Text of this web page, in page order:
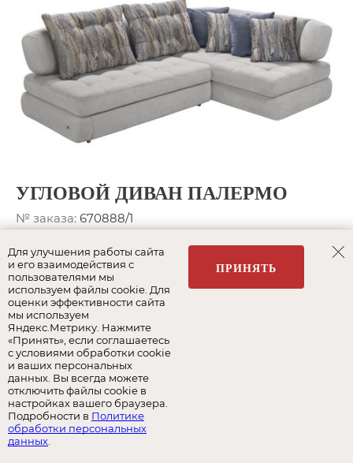
УГЛОВОЙ ДИВАН ПАЛЕРМО
№ заказа: 670888/1
Relax _\197
Размеры:241 x 171 см
Спальное место:195 x 135 см
Цена за комплект
Подробнее о модели
895 072РУБ.
1 278 674 РУБ.
СКИДКА
Для улучшения работы сайта
и его взаимодействия с
пользователями мы
используем файлы cookie. Для
оценки эффективности сайта
мы используем
Яндекс.Метрику. Нажмите
«Принять», если соглашаетесь
с условиями обработки cookie
и ваших персональных
данных. Вы всегда можете
отключить файлы cookie в
настройках вашего браузера.
Подробности в Политике
обработки персональных
данных
ПРИНЯТЬ